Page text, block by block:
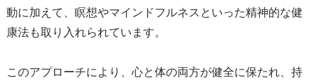
動に加えて、瞑想やマインドフルネスといった精神的な健
康法も取り入れられています。
このアプローチにより、心と体の両方が健全に保たれ、持